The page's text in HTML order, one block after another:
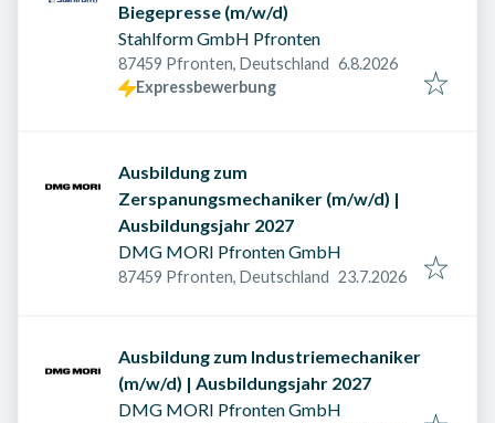
Biegepresse (m/w/d)
Stahlform GmbH Pfronten
87459 Pfronten, Deutschland Veröffentlicht am
6.8.2026
Expressbewerbung
Ausbildung zum
Zerspanungsmechaniker (m/w/d) |
Ausbildungsjahr 2027
DMG MORI Pfronten GmbH
87459 Pfronten, Deutschland Veröffentlicht am
23.7.2026
Ausbildung zum Industriemechaniker
(m/w/d) | Ausbildungsjahr 2027
DMG MORI Pfronten GmbH